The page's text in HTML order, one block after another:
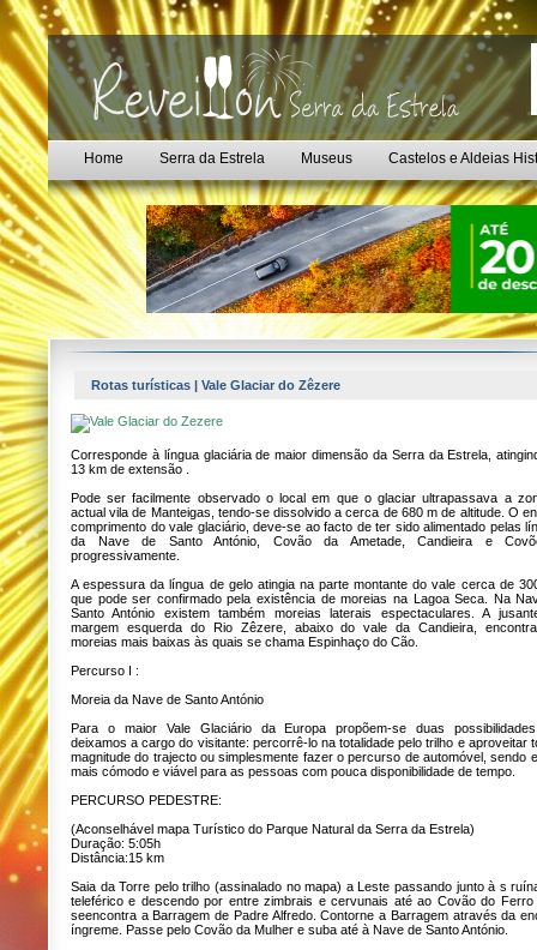
Home Serra da Estrela Museus Castelos e Aldeias
Rotas turísticas | Vale Glaciar do Zêzere
Corresponde à língua glaciária de maior dimensão da Serra da Estrela,
13 km de extensão .
Pode ser facilmente observado o local em que o glaciar ultrapassava a
actual vila de Manteigas, tendo-se dissolvido a cerca de 680 m de altitude. O
comprimento do vale glaciário, deve-se ao facto de ter sido alimentado pelas
da Nave de Santo António, Covão da Ametade, Candieira e
progressivamente.
A espessura da língua de gelo atingia na parte montante do vale cerca de
que pode ser confirmado pela existência de moreias na Lagoa Seca. Na
Santo António existem também moreias laterais espectaculares. A
margem esquerda do Rio Zêzere, abaixo do vale da Candieira,
moreias mais baixas às quais se chama Espinhaço do Cão.
Percurso I :
Moreia da Nave de Santo António
Para o maior Vale Glaciário da Europa propõem-se duas
deixamos a cargo do visitante: percorrê-lo na totalidade pelo trilho e aproveitar
magnitude do trajecto ou simplesmente fazer o percurso de automóvel, sendo
mais cómodo e viável para as pessoas com pouca disponibilidade de tempo.
PERCURSO PEDESTRE:
(Aconselhável mapa Turístico do Parque Natural da Serra da Estrela)
Duração: 5:05h
Distância:15 km
Saia da Torre pelo trilho (assinalado no mapa) a Leste passando junto à s
teleférico e descendo por entre zimbrais e cervunais até ao Covão do Ferro
seencontra a Barragem de Padre Alfredo. Contorne a Barragem através da
íngreme. Passe pelo Covão da Mulher e suba até à Nave de Santo António.